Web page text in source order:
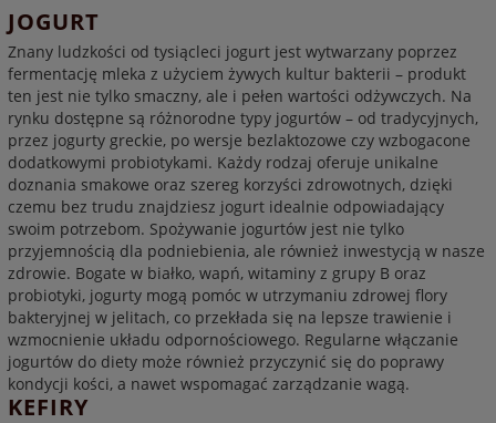
JOGURT
Znany ludzkości od tysiącleci jogurt jest wytwarzany poprzez
fermentację mleka z użyciem żywych kultur bakterii – produkt
ten jest nie tylko smaczny, ale i pełen wartości odżywczych. Na
rynku dostępne są różnorodne typy jogurtów – od tradycyjnych,
przez jogurty greckie, po wersje bezlaktozowe czy wzbogacone
dodatkowymi probiotykami. Każdy rodzaj oferuje unikalne
doznania smakowe oraz szereg korzyści zdrowotnych, dzięki
czemu bez trudu znajdziesz jogurt idealnie odpowiadający
swoim potrzebom. Spożywanie jogurtów jest nie tylko
przyjemnością dla podniebienia, ale również inwestycją w nasze
zdrowie. Bogate w białko, wapń, witaminy z grupy B oraz
probiotyki, jogurty mogą pomóc w utrzymaniu zdrowej flory
bakteryjnej w jelitach, co przekłada się na lepsze trawienie i
wzmocnienie układu odpornościowego. Regularne włączanie
jogurtów do diety może również przyczynić się do poprawy
kondycji kości, a nawet wspomagać zarządzanie wagą.
KEFIRY